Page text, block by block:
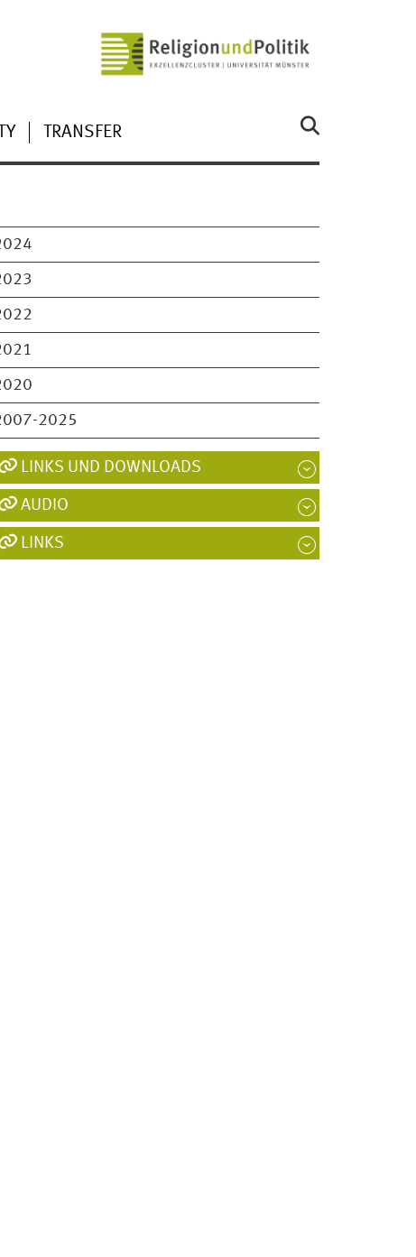
TRANSFER
2025
LINKS UND DOWNLOADS
AUDIO
LINKS